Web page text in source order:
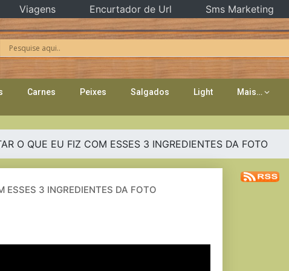
Carnes Peixes Salgados Light Mais…
O QUE EU FIZ COM ESSES 3 INGREDIENTES DA FOTO
ESSES 3 INGREDIENTES DA FOTO
Viagens Encurtador de Url Sms Marketing